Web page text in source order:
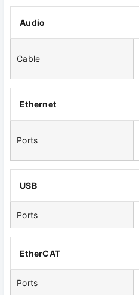
Audio
Cable
Ethernet
Ports
USB
Ports
EtherCAT
Ports